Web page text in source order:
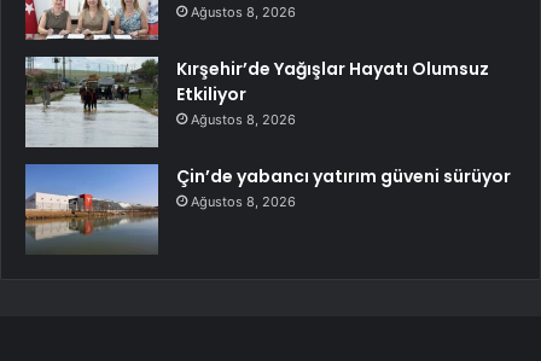
Ağustos 8, 2026
Kırşehir’de Yağışlar Hayatı Olumsuz
Etkiliyor
Ağustos 8, 2026
Çin’de yabancı yatırım güveni sürüyor
Ağustos 8, 2026